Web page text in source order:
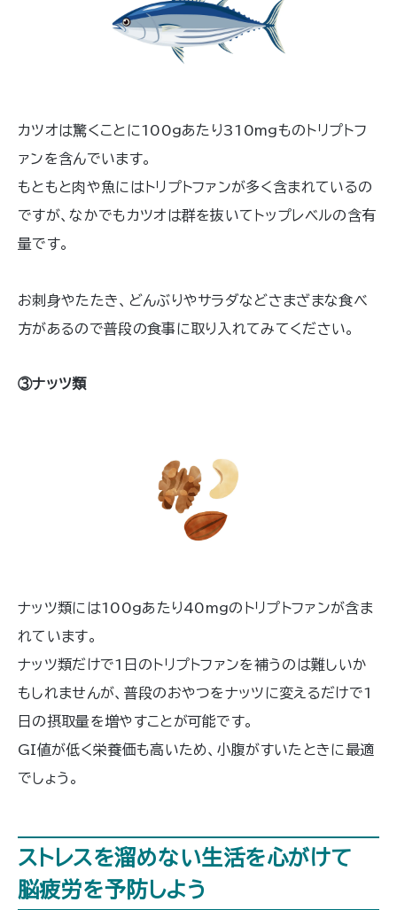
カツオは驚くことに100gあたり310mgものトリプトフ
ァンを含んでいます。
もともと肉や魚にはトリプトファンが多く含まれているの
ですが、なかでもカツオは群を抜いてトップレベルの含有
量です。
お刺身やたたき、どんぶりやサラダなどさまざまな食べ
方があるので普段の食事に取り入れてみてください。
③ナッツ類
ナッツ類には100gあたり40mgのトリプトファンが含ま
れています。
ナッツ類だけで1日のトリプトファンを補うのは難しいか
もしれませんが、普段のおやつをナッツに変えるだけで1
日の摂取量を増やすことが可能です。
GI値が低く栄養価も高いため、小腹がすいたときに最適
でしょう。
ストレスを溜めない生活を心がけて
脳疲労を予防しよう